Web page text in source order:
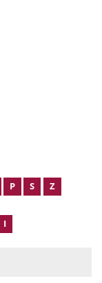
P S Z
I